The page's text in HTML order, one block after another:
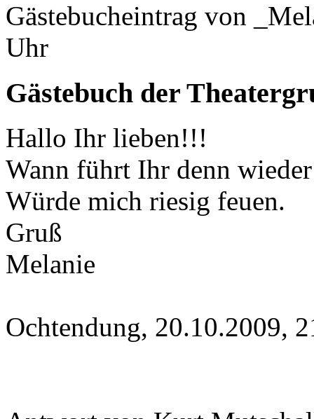
Gästebucheintrag von
Uhr
Gästebuch der
Hallo Ihr lieben!!!
Wann führt Ihr denn
Würde mich riesig feuen.
Gruß
Melanie
Ochtendung, 20.10.2009,